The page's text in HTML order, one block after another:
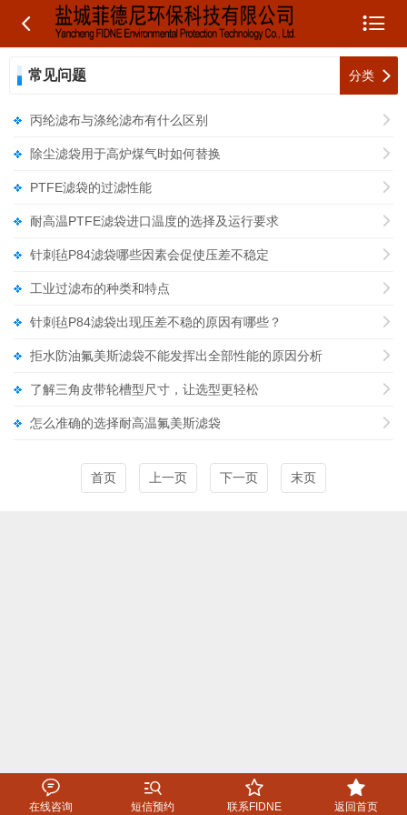
 
常见问题 分类 

丙纶滤布与涤纶滤布有什么区别

除尘滤袋用于高炉煤气时如何替换

PTFE滤袋的过滤性能

耐高温PTFE滤袋进口温度的选择及运行要求

针刺毡P84滤袋哪些因素会促使压差不稳定

工业过滤布的种类和特点

针刺毡P84滤袋出现压差不稳的原因有哪些？

拒水防油氟美斯滤袋不能发挥出全部性能的原因分析

了解三角皮带轮槽型尺寸，让选型更轻松

怎么准确的选择耐高温氟美斯滤袋
首页 上一页 下一页 末页

在线咨询

短信预约

联系FIDNE

返回首页